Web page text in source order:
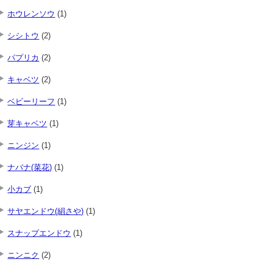
ホウレンソウ (1)
シシトウ (2)
パプリカ (2)
キャベツ (2)
ベビーリーフ (1)
芽キャベツ (1)
ニンジン (1)
ナバナ(菜花) (1)
小カブ (1)
サヤエンドウ(絹さや) (1)
スナップエンドウ (1)
ニンニク (2)